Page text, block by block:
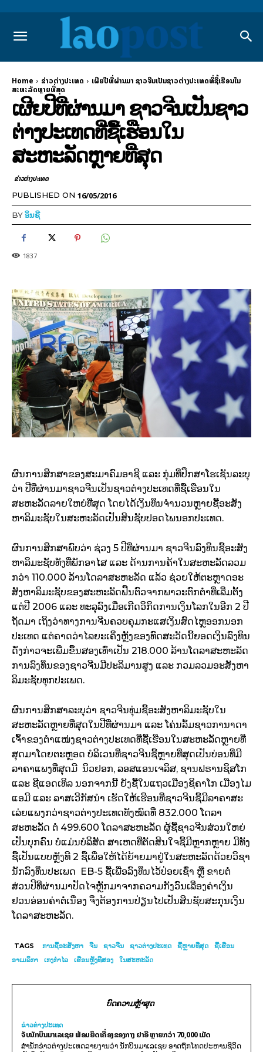
Home ຂ່າວຕ່າງປະເທດ
ເຜີຍ​ປີ​ທີ່​ຜ່ານ​ມາ ຊາວ​ຈີນ​ເປັນ​ຊາວ​ຕ່າງປ​ະ​ເທດ​ທີ່​ຊື້​ເຮືອນ​ໃນ​
ສະຫະລັດ​ຫຼາຍ​ທີ່​ສຸດ
ເຜີຍ​ປີ​ທີ່​ຜ່ານ​ມາ ຊາວ​ຈີນ​ເປັນ​ຊາວ​
ຕ່າງປ​ະ​ເທດ​ທີ່​ຊື້​ເຮືອນ​ໃນ​
ສະຫະລັດ​ຫຼາຍ​ທີ່​ສຸດ
ຂ່າວຕ່າງປະເທດ
PUBLISHED ON 16/05/2016
BYອິນຊີ
1837
ຜົນ​ການ​ສຶກສາ​ຂອງ​ສະມາຄົມ​ອາຊີ ​ແລະ ກຸ່ມ​ທີ່​ປຶກສາ​ໂຮ​ເຊັນ​ລະບຸ​
ວ່າ ປີ​ທີ່​ຜ່ານ​ມາ​ຊາວ​ຈີນ​ເປັນ​ຊາວ​ຕ່າ​ງປະ​ເທດ​ທີ່​ຊື້​ເຮືອນ​ໃນ​
ສະຫະລັດ​ລາຍ​ໃຫຍ່​ທີ່​ສຸດ ​ໂດຍ​ໄດ້​ເງິນ​ທຶນຈຳນວນ​ຫຼາຍຊື້​ອະສັງ
ຫາລິມະ​ຊັບ​ໃນ​ສະຫະລັດ​ເປັນ​ສິນ​ຊັບ​ປອດ​ໄພ​ນອກ​ປະ​ເທດ.
ຜົນ​ການ​ສຶກສາ​ພົບ​ວ່າ ຊ່ວງ 5 ປີ​ທີ່​ຜ່ານ​ມາ ຊາວ​ຈີນ​ລົງທຶນ​ຊື້​ອະສັງ
ຫາລິມະ​ຊັບ​ທັງ​ທີ່​ພັກ​ອາ​ໄສ ​ແລະ ດ້ານ​ການ​ຄ້າ​ໃນ​ສະຫະລັດ​ລວມ​
ກວ່າ 110.000 ລ້ານ​ໂດ​ລາ​ສະຫະລັດ ​ແລ້ວ​ ຊ່ວຍ​ໃຫ້​ຕະຫຼາດ​ອະ​
ສັງຫາລິມະ​ຊັບ​ຂອງ​ສະຫະລັດ​ຟື້ນຕົວ​ຈາກພາວະ​ຕົກ​ຕໍ່າ​ທີ່​ເລີ່​ມຕັ້ງ​
ແຕ່​ປີ 2006 ​ແລະ ທະລຸ​ລົງ​ເມື່ອ​​ເກີດ​ວິ​ກິດ​ການ​ເງິນ​ໂລກ​ໃນ​ອີກ 2 ປີ
ຖັດມາ ​ເຖິງ​ວ່າ​ທາງ​ການ​ຈີນ​ຄວບ​ຄຸມ​ກະ​ແສ​ເງິນສົດ​ໄຫຼ​ອອກ​ນອກ​
ປະ​ເທດ ​ແຕ່​ຄາດ​ວ່າ​​ໄລຍະ​ເຄິ່ງຫຼັງ​ຂອງ​ທົດ​ສະ​ວັດ​ນີ້​ຍອດ​ເງິນ​ລົງທຶນ​
ດັ່ງ​ກ່າວ​ຈະ​ເພີ່ມ​ຂຶ້ນ​ສອງ​ເທົ່າ​ເປັນ 218.000 ລ້ານ​ໂດ​ລາ​ສະຫະລັດ
ການ​ລົງທຶນ​ຂອງ​ຊາວ​ຈີນ​ມີ​ປະລິມານ​ສູງ ​ແລະ ກວມ​ລວມອະສັງຫາ
ລິມະ​ຊັບ​ທຸ​ກປະ​ເພດ.
ຜົນ​ການ​ສຶກສາລະ​ບຸ​ວ່າ ຊາວ​ຈີນ​ທຸ່ມ​ຊື້​ອະສັງຫາລິມະ​ຊັບ​ໃນ​
ສະຫະລັດ​ຫຼາຍ​ທີ່​ສຸດ​ໃນ​ປີ​ທີ່​ຜ່ານ​ມາ ​ແລະ ​​ໂຄ່ນ​ລົ້ມ​ຊາວ​ກາ​ນາ​ດາ​
ເຈົ້າ​ຂອງ​ຕຳ​ແໜ່​ງຊາວ​ຕ່າງປະ​ເທດ​ທີ່​ຊື້​ເຮືອນ​ໃນ​ສະຫະລັດ​ຫຼາຍທີ່​
ສຸດ​ມາ​ໂດ​ຍຕະຫຼອດ ບໍລິເວນ​ທີ່​ຊາວ​ຈີນ​ຊື້​ຫຼາຍ​ທີ່​ສຸດ​ເປັນ​ບ່ອນ​ທີ່​ມີ​
ລາຄາ​ແພງ​ທີ່​ສຸດ​ມີ ​ ​ນິວຢອກ, ລອສ​ແອນ​ເຈ​ລິ​ສ, ຊານ​ຟຣານຊິ​ສ​ໂກ ​
ແລະ ຊີ​ແອດ​ເທິລ ນອກຈາກ​ນີ້ ຍັງ​ຊື້​ໃນ​ແຖວ​ເມືອງ​ຊິ​ຄາ​ໂກ ​ເມືອງ​ໄມ​​
ແອ​ມີ ​ແລະ ​​ລາສ​ເວີ​ກັສນຳ ​ເຮັດ​ໃຫ້​​ເຮືອນ​ທີ່​ຊາວ​ຈີນ​ຊື້​ມີ​ລາ​ຄາ​ສະ​
ເລ່ຍ​ແພງ​ກວ່າ​ຊາວ​ຕ່າ​ງປະເທດ​ທັງ​ໝົດ​ທີ່ 832.000 ​ໂດ​ລາ​
ສະຫະລັດ ຕໍ່ 499.600 ​ໂດ​ລາ​ສະຫະລັດ ຜູ້​ຊື້​ຊາວ​ຈີນ​ສ່ວນ​ໃຫຍ່​
ເປັນ​ບຸກຄົນ ບໍ່​ແມ່ນ​ບໍລິ​ສັດ ສາ​ເຫດ​ທີ່​ຕັດສິນ​ໃຈ​ຊື້​ມີ​ຫຼາກ​ຫຼາຍ ມີ​ທັງ​
ຊື້​ເປັນ​ແບບ​ຫຼັງ​ທີ 2 ຊື້​ເພື່ອ​ໃຫ້​ໄດ້​ຍ້າຍ​ມາ​ຢູ່​ໃນ​ສະຫະລັດ​ດ້ວຍ​ວິຊາ​
ນັກ​ລົງທຶນ​ປະ​ເພດ EB-5 ຊື້​ເພື່ອ​ລົງທຶນ​ໄວ້​ປ່ອຍ​ເຊົ່າ ຫຼື ຂາ​ຍຕໍ່
ສ່ວນ​ປີ​ທີ່​ຜ່ານ​ມາ​ປັ​ດ​ໄຈ​ຫຼັກ​ມາ​ຈາກ​ຄວາມ​ກັງວົນ​ເລື່ອງ​ຄ່າ​ເງິນ​
ຢວນອ່ອນ​ຄ່າ​ຕໍ່​ເນື່ອງ ຈິ່ງ​ຕ້ອງການ​ປ່ຽນ​ໄປ​ເປັນ​ສິນ​ຊັບ​ສະກຸນ​ເງິນ​
ໂດ​ລາ​ສະຫະລັດ.
TAGS ການຊື້ອະສັງຫາ ຈີນ ຊາວຈີນ ຊາວຕ່າງປະເທດ ຊື້ຫຼາຍທີ່ສຸດ
ຊື້ເຮືອນ
ອາເມລິກາ
ເກງກຳໄລ ເຮືອນຫຼັງທີສອງ ໃນສະຫະລັດ
ບົດຄວາມຫຼ້າສຸດ
ຂ່າວຕ່າງປະເທດ
ຈັບນັກບິນມາເລເຊຍ ພ້ອມຍຶດເຄື່ອງຂອງກາງ ຢາອີ ຫຼາຍກວ່າ 70,000 ເມັດ
ສຳນັກຂ່າວຕ່າງປະເທດລາຍງານວ່າ ນັກບິນມາເລເຊຍ ອາດຖືກໂທດປະຫານຊີວິດ